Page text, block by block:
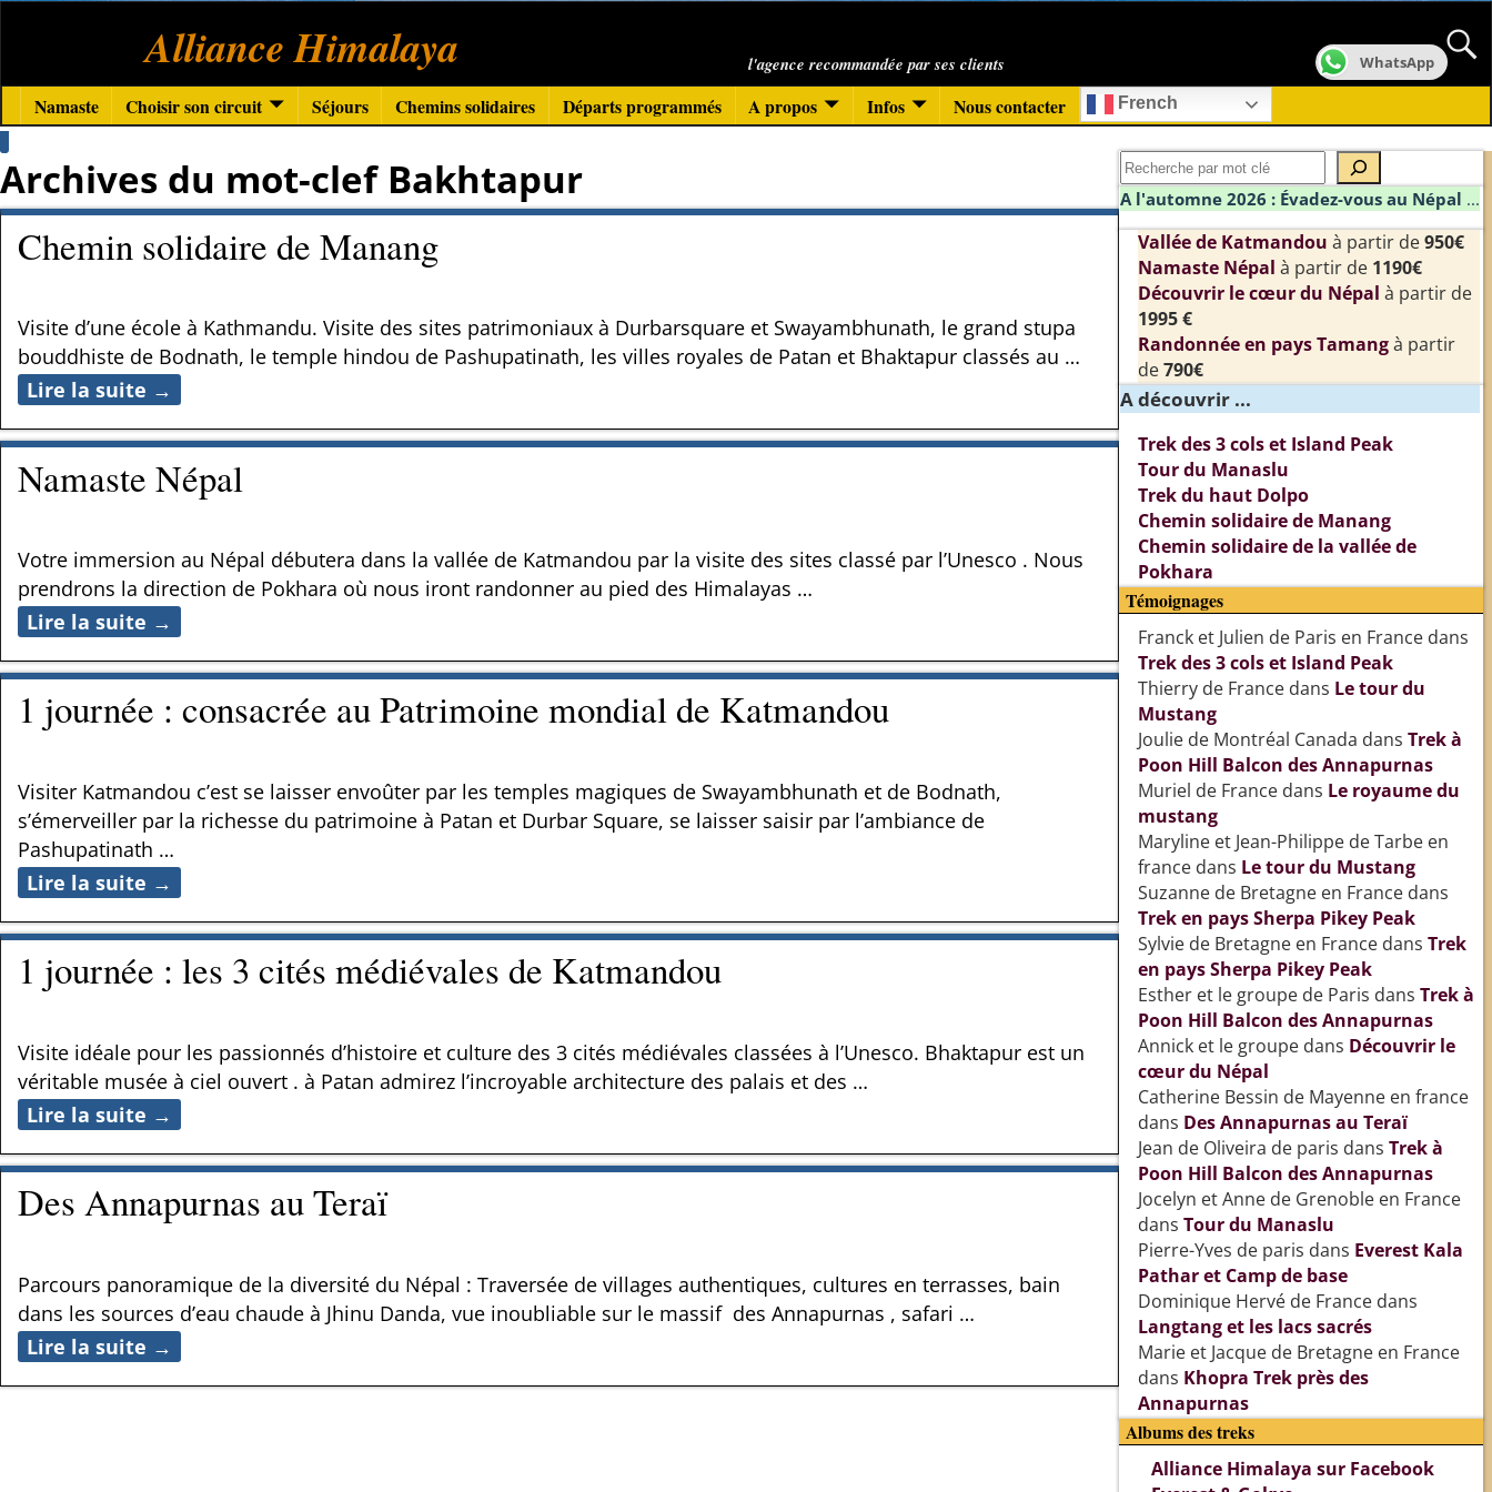
Alliance Himalaya l'agence recommandée par ses clients
Namaste Choisir son circuit Séjours Chemins solidaires Départs programmés A propos Infos Nous contacter French
Archives du mot-clef Bakhtapur
Chemin solidaire de Manang
Visite d’une école à Kathmandu. Visite des sites patrimoniaux à Durbarsquare et Swayambhunath, le grand stupa
bouddhiste de Bodnath, le temple hindou de Pashupatinath, les villes royales de Patan et Bhaktapur classés au …
Lire la suite →
Namaste Népal
Votre immersion au Népal débutera dans la vallée de Katmandou par la visite des sites classé par l’Unesco . Nous
prendrons la direction de Pokhara où nous iront randonner au pied des Himalayas …
Lire la suite →
1 journée : consacrée au Patrimoine mondial de Katmandou
Visiter Katmandou c’est se laisser envoûter par les temples magiques de Swayambhunath et de Bodnath,
s’émerveiller par la richesse du patrimoine à Patan et Durbar Square, se laisser saisir par l’ambiance de
Pashupatinath …
Lire la suite →
1 journée : les 3 cités médiévales de Katmandou
Visite idéale pour les passionnés d’histoire et culture des 3 cités médiévales classées à l’Unesco. Bhaktapur est un
véritable musée à ciel ouvert . à Patan admirez l’incroyable architecture des palais et des …
Lire la suite →
Des Annapurnas au Teraï
Parcours panoramique de la diversité du Népal : Traversée de villages authentiques, cultures en terrasses, bain
dans les sources d’eau chaude à Jhinu Danda, vue inoubliable sur le massif des Annapurnas , safari …
Lire la suite →
A l'automne 2026 : Évadez-vous au Népal ...
Vallée de Katmandou à partir de950€
Namaste Népal à partir de 1190€
Découvrir le cœur du Népal à partir de
1995 €
Randonnée en pays Tamangà partir
de790€
A découvrir ...
Trek des 3 cols et Island Peak
Tour du Manaslu
Trek du haut Dolpo
Chemin solidaire de Manang
Chemin solidaire de la vallée de
Pokhara
Témoignages
Franck et Julien de Paris en Francedans
Trek des 3 cols et Island Peak
Thierry de Francedans Le tour du
Mustang
Joulie de Montréal Canada dans Trek à
Poon Hill Balcon des Annapurnas
Muriel de Francedans Le royaume du
mustang
Maryline et Jean-Philippe de Tarbe en
francedans Le tour du Mustang
Suzanne de Bretagne en Francedans
Trek en pays Sherpa Pikey Peak
Sylvie de Bretagne en Francedans Trek
en pays Sherpa Pikey Peak
Esther et le groupe de Paris dans Trek à
Poon Hill Balcon des Annapurnas
Annick et le groupedans Découvrir le
cœur du Népal
Catherine Bessin de Mayenne en france
dans Des Annapurnas au Teraï
Jean de Oliveira de paris dans Trek à
Poon Hill Balcon des Annapurnas
Jocelyn et Anne de Grenoble en France
dans Tour du Manaslu
Pierre-Yves de paris dans Everest Kala
Pathar et Camp de base
Dominique Hervé de Francedans
Langtang et les lacs sacrés
Marie et Jacque de Bretagne en France
dans Khopra Trek près des
Annapurnas
Albums des treks
Alliance Himalaya sur Facebook
WhatsApp